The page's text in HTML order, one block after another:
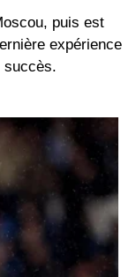
puis est
expérience
succès.